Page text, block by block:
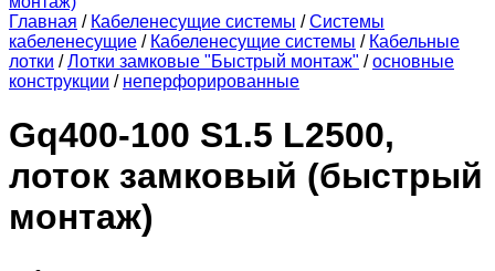
Главная / Кабеленесущие системы / Системы
кабеленесущие / Кабеленесущие системы / Кабельные
лотки / Лотки замковые "Быстрый монтаж" / основные
конструкции / неперфорированные
Gq400-100 S1.5 L2500,
лоток замковый (быстрый
монтаж)